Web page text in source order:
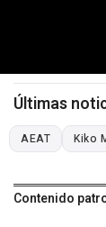
Últimas
AEAT Kiko
Contenido